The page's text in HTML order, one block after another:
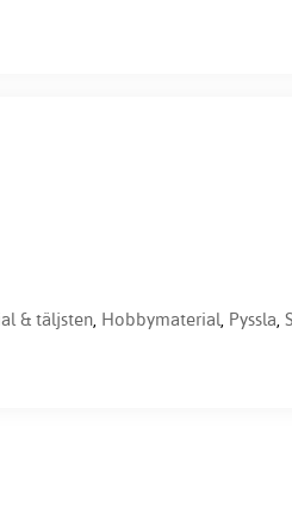
& täljsten, Hobbymaterial, Pyssla,